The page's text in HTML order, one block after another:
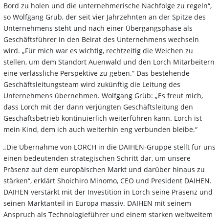
Bord zu holen und die unternehmerische Nachfolge zu regeln“,
so Wolfgang Grüb, der seit vier Jahrzehnten an der Spitze des
Unternehmens steht und nach einer Übergangsphase als
Geschäftsführer in den Beirat des Unternehmens wechseln
wird. „Für mich war es wichtig, rechtzeitig die Weichen zu
stellen, um dem Standort Auenwald und den Lorch Mitarbeitern
eine verlässliche Perspektive zu geben.“ Das bestehende
Geschäftsleitungsteam wird zukünftig die Leitung des
Unternehmens übernehmen. Wolfgang Grüb: „Es freut mich,
dass Lorch mit der dann verjüngten Geschäftsleitung den
Geschäftsbetrieb kontinuierlich weiterführen kann. Lorch ist
mein Kind, dem ich auch weiterhin eng verbunden bleibe.“
„Die Übernahme von LORCH in die DAIHEN-Gruppe stellt für uns
einen bedeutenden strategischen Schritt dar, um unsere
Präsenz auf dem europäischen Markt und darüber hinaus zu
stärken“, erklärt Shoichiro Minomo, CEO und President DAIHEN.
DAIHEN verstärkt mit der Investition in Lorch seine Präsenz und
seinen Marktanteil in Europa massiv. DAIHEN mit seinem
Anspruch als Technologieführer und einem starken weltweitem